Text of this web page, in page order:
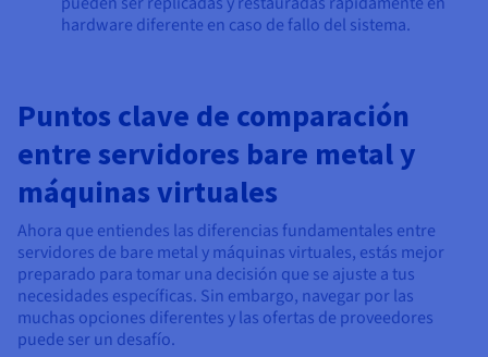
hardware diferente en caso de fallo del sistema.
Puntos clave de comparación
entre servidores bare metal y
máquinas virtuales
Ahora que entiendes las diferencias fundamentales entre
servidores de bare metal y máquinas virtuales, estás mejor
preparado para tomar una decisión que se ajuste a tus
necesidades específicas. Sin embargo, navegar por las
muchas opciones diferentes y las ofertas de proveedores
puede ser un desafío.